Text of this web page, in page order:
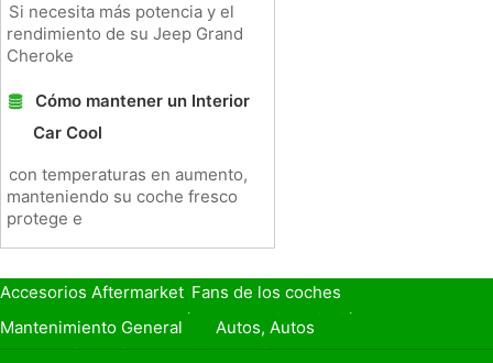
Si necesita más potencia y el
rendimiento de su Jeep Grand
Cheroke
Cómo mantener un Interior
Car Cool
con temperaturas en aumento,
manteniendo su coche fresco
protege e
Accesorios Aftermarket Fans de los coches
Seguro de Coche
Préstamos y Financiación
Mantenimiento General
Autos, Autos
Seguridad Vial
Combustibles